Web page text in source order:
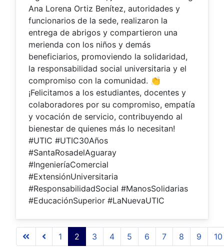
Ana Lorena Ortiz Benítez, autoridades y
funcionarios de la sede, realizaron la
entrega de abrigos y compartieron una
merienda con los niños y demás
beneficiarios, promoviendo la solidaridad,
la responsabilidad social universitaria y el
compromiso con la comunidad. 👏
¡Felicitamos a los estudiantes, docentes y
colaboradores por su compromiso, empatía
y vocación de servicio, contribuyendo al
bienestar de quienes más lo necesitan!
#UTIC #UTIC30Años
#SantaRosadelAguaray
#IngenieríaComercial
#ExtensiónUniversitaria
#ResponsabilidadSocial #ManosSolidarias
#EducaciónSuperior #LaNuevaUTIC
Página 2 de 509
1 2 3 4 5 6 7 8 9 10